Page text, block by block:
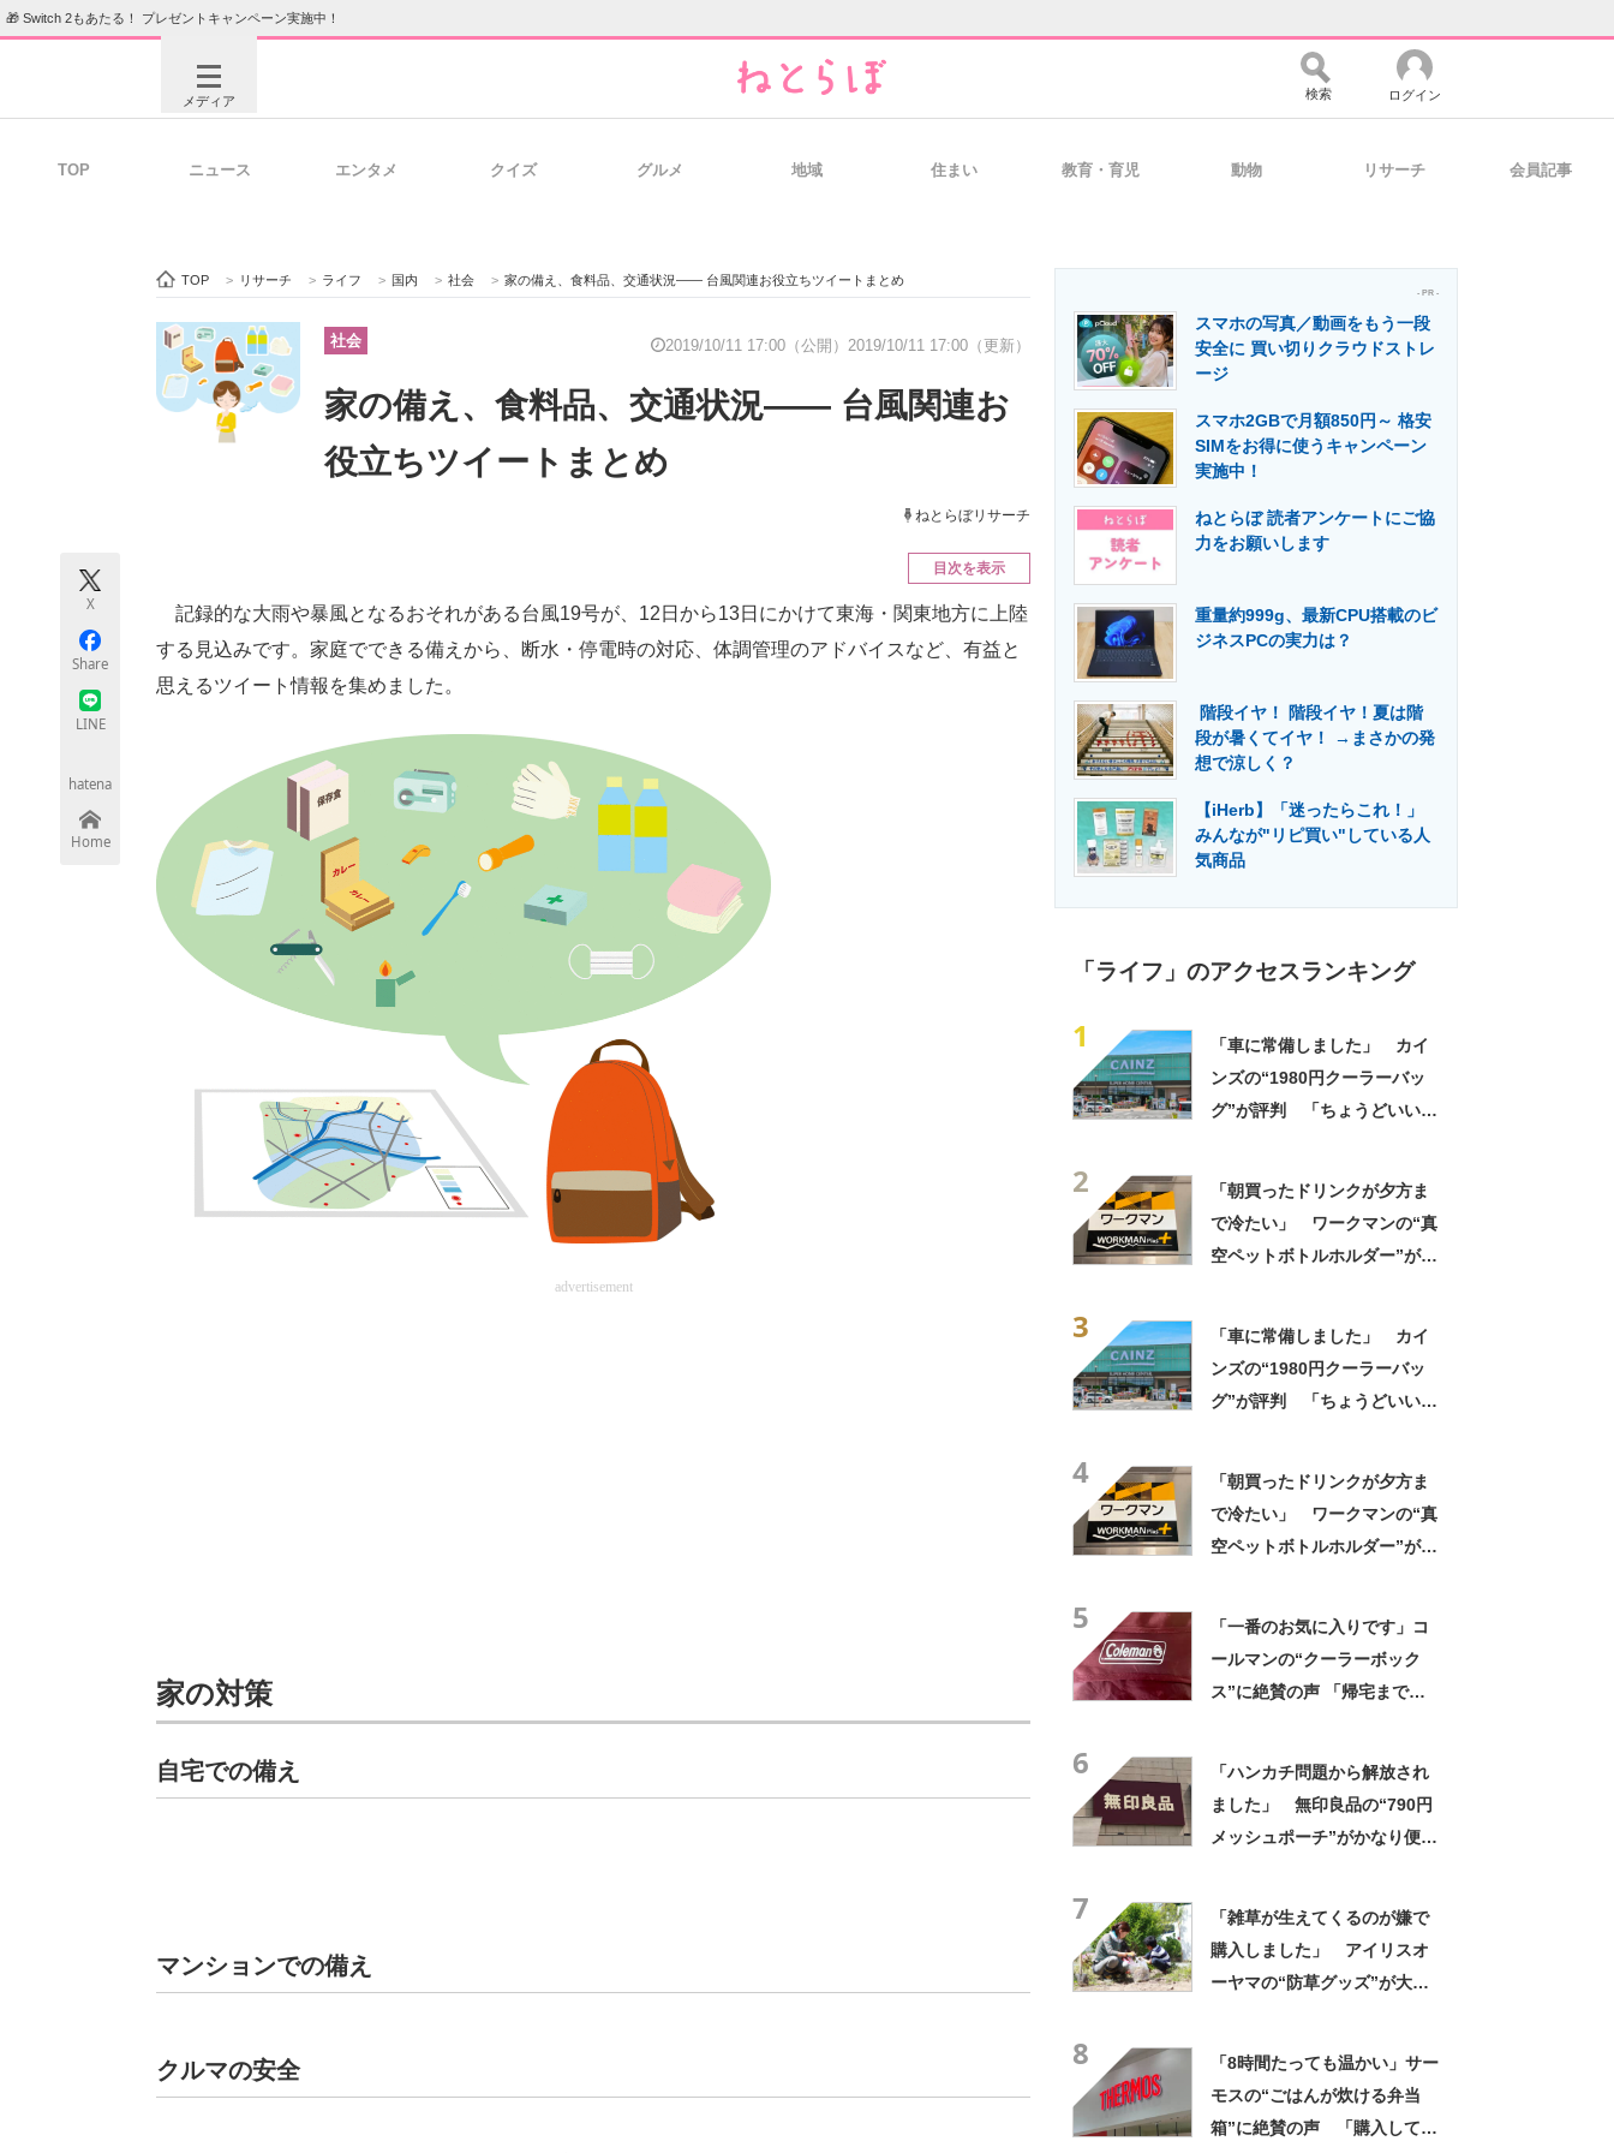
🎁 Switch 2もあたる！ プレゼントキャンペーン実施中！
メディア
ビジネスと働き方のヒント 経営リーダーのコミュニティ マーケ×ITの今がよく分かる
ITエンジニア向け専門サイト 製造業のIT導入・活用を支援
エネルギーの専門メディア 建設×テクノロジーの最前線
検索 ログイン
TOP ニュース エンタメ クイズ グルメ 地域 住まい 教育・育児 動物 リサーチ 会員記事
TOP > リサーチ > ライフ > 国内 > 社会 > 家の備え、食料品、交通状況―― 台風関連お役立ちツイートまとめ
社会 2019/10/11 17:00（公開） 2019/10/11 17:00（更新）
家の備え、食料品、交通状況―― 台風関連お
役立ちツイートまとめ
ねとらぼリサーチ
X
Share
LINE
hatena
Home
目次を表示
記録的な大雨や暴風となるおそれがある台風19号が、12日から13日にかけて東海・関東地方に上陸
する見込みです。家庭でできる備えから、断水・停電時の対応、体調管理のアドバイスなど、有益と
思えるツイート情報を集めました。
advertisement
家の対策
自宅での備え
マンションでの備え
クルマの安全
- PR -
スマホの写真／動画をもう一段
安全に 買い切りクラウドストレ
ージ
スマホ2GBで月額850円～ 格安
SIMをお得に使うキャンペーン
実施中！
ねとらぼ 読者アンケートにご協
力をお願いします
重量約999g、最新CPU搭載のビ
ジネスPCの実力は？
階段イヤ！ 階段イヤ！夏は階
段が暑くてイヤ！ →まさかの発
想で涼しく？
【iHerb】「迷ったらこれ！」
みんなが"リピ買い"している人
気商品
「ライフ」のアクセスランキング
1
「車に常備しました」 カイ
ンズの“1980円クーラーバッ
グ”が評判 「ちょうどいい大
2
「朝買ったドリンクが夕方ま
で冷たい」 ワークマンの“真
空ペットボトルホルダー”が大
3
「車に常備しました」 カイ
ンズの“1980円クーラーバッ
グ”が評判 「ちょうどいい大
4
「朝買ったドリンクが夕方ま
で冷たい」 ワークマンの“真
空ペットボトルホルダー”が大
5
「一番のお気に入りです」コ
ールマンの“クーラーボック
ス”に絶賛の声 「帰宅まで冷
6
「ハンカチ問題から解放され
ました」 無印良品の“790円
メッシュポーチ”がかなり便
7
「雑草が生えてくるのが嫌で
購入しました」 アイリスオ
ーヤマの“防草グッズ”が大人
8
「8時間たっても温かい」サー
モスの“ごはんが炊ける弁当
箱”に絶賛の声 「購入して大